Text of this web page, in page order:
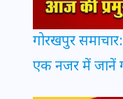
गोरखपुर
एक नजर में जानें